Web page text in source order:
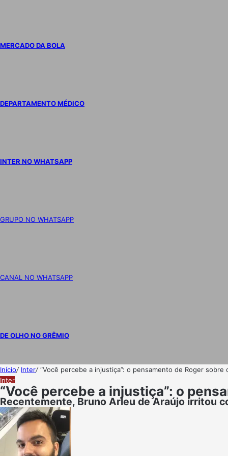
MERCADO DA BOLA
DEPARTAMENTO MÉDICO
INTER NO WHATSAPP
GRUPO NO WHATSAPP
CANAL NO WHATSAPP
DE OLHO NO GRÊMIO
Início/ Inter/“Você percebe a injustiça”: o pensamento de Roger
Inter
“Você percebe a injustiça”: o
Recentemente, Bruno Arleu de Araújo irritou